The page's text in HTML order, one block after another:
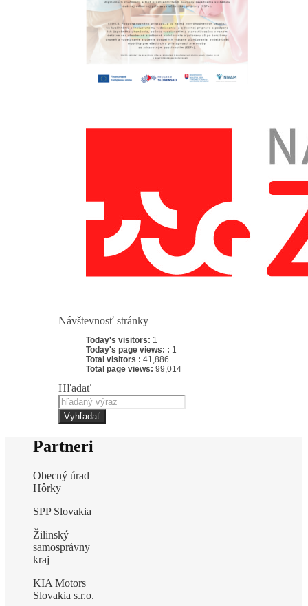
Návštevnosť stránky
Today's visitors: 1
Today's page views: : 1
Total visitors : 41,886
Total page views: 99,014
Hľadať
Vyhľadať
Partneri
Obecný úrad
Hôrky
SPP Slovakia
Žilinský
samosprávny
kraj
KIA Motors
Slovakia s.r.o.